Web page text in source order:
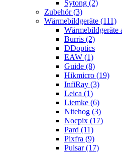
Sytong (2)
Zubehör (3)
Wärmebildgeräte (111)
Wärmebildgeräte
Burris (2)
DDoptics
EAW (1)
Guide (8)
Hikmicro (19)
InfiRay (3)
Leica (1)
Liemke (6)
Nitehog (3)
Nocpix (17)
Pard (11)
Pixfra (9)
Pulsar (17)